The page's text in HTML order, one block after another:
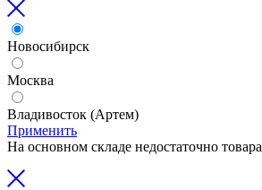
Новосибирск
Москва
Владивосток (Артем)
Применить
На основном складе недостаточно товара